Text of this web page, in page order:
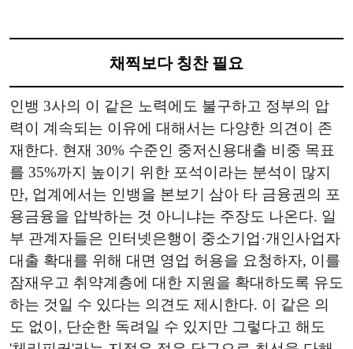
채찍보다 칭찬 필요
인뱅 3사의 이 같은 노력에도 불구하고 정부의 압
력이 계속되는 이유에 대해서는 다양한 의견이 존
재한다. 현재 30% 수준인 중저신용대출 비중 목표
를 35%까지 높이기 위한 포석이라는 분석이 많지
만, 업계에서는 인뱅을 본보기 삼아 타 금융권의 포
용금융을 압박하는 것 아니냐는 주장도 나온다. 일
부 관계자들은 인터넷은행이 중소기업·개인사업자
대출 확대를 위해 대면 영업 허용을 요청하자, 이를
잠재우고 취약계층에 대한 지원을 확대하도록 유도
하는 것일 수 있다는 의견도 제시한다. 이 같은 의
도 없이, 단순한 독려일 수 있지만 그렇다고 해도